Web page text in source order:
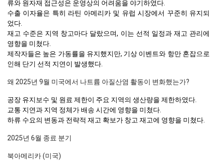
류와 원자재 접근성은 운영상의 어려움을 야기하였다.
수출 이자율은 특히 라틴 아메리카 및 유럽 시장에서 꾸준히 유지되
었다.
재고 수준은 지역 창고마다 달랐으며, 이는 선적 일정과 재고 관리에
영향을 미쳤다.
제작자들은 높은 가동률을 유지했지만, 기상 이벤트와 항만 혼잡으로
인해 단기 선적 지연이 발생했다.
왜 2025년 9월 미국에서 나트륨 아질산염 활동이 변화했는가?
공장 유지보수 및 원료 제한이 주요 지역의 생산량을 제한하였다.
교통 지연과 지역 정체가 배송 시간에 영향을 미쳤다.
하류 수요의 변동과 전략적 재고 확보가 창고 재고에 영향을 미쳤다.
2025년 6월 종료 분기
북아메리카 (미국)